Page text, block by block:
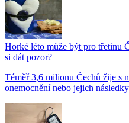
Horké léto může být pro třetinu
si dát pozor?
Téměř 3,6 milionu Čechů žije s
onemocnění nebo jejich